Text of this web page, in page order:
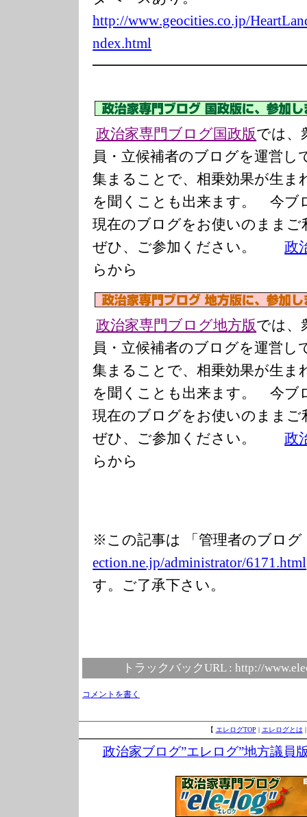
http://www.geocities.co.jp/Hea
ndex.html
政治家専門ブログ国政版では、
員・立候補者のブログを運営し
集まることで、相乗効果が生ま
を聞くことも出来ます。 今ブ
現在のブログをお使いのまま
ぜひ、ご参加ください。政
らから
政治家専門ブログ地方版では、
員・立候補者のブログを運営し
集まることで、相乗効果が生ま
を聞くことも出来ます。 今ブ
現在のブログをお使いのまま
ぜひ、ご参加ください。政
らから
※この記事は 「管理者のブログ
ection.ne.jp/administrator/6171.html
す。ご了承下さい。
トラックバックURL : http://
コメントを書く
【 エレログTOP | エレログとは
政治家ブログ”エレログ”地方議員